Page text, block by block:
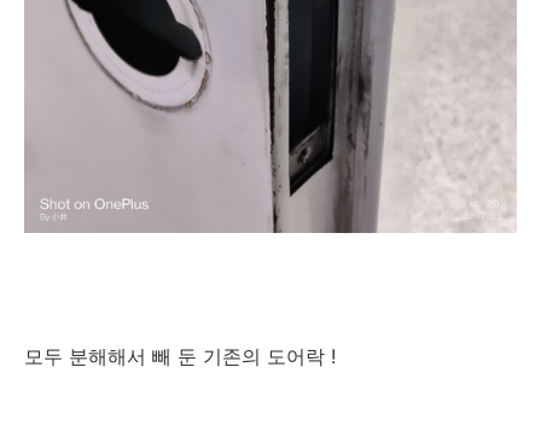
모두 분해해서 빼 둔 기존의 도어락 !